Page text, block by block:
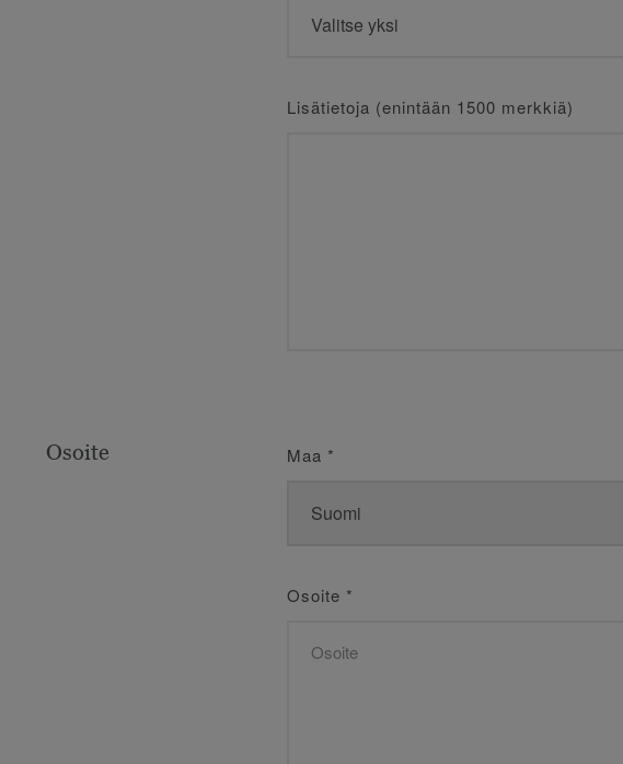
Lisätietoja (enintään 1500 merkkiä)
Osoite Maa *
Osoite *